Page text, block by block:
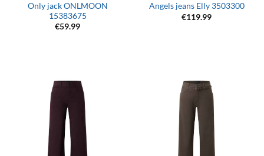
Only jack ONLMOON
15383675
€59.99
Angels jeans Elly 3503300
€119.99